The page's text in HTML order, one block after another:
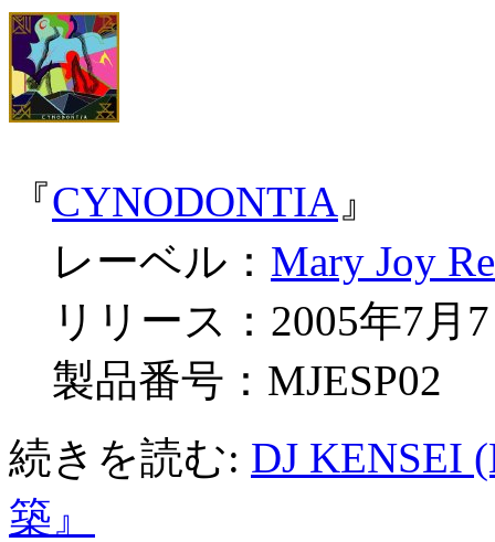
『CYNODONTIA 』
レーベル： Mary Joy
リリース：2005年7月
製品番号：MJESP02
続きを読む: DJ KENSEI
築』